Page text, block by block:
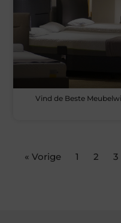
Vind de Beste
« Vorige 1 2 3